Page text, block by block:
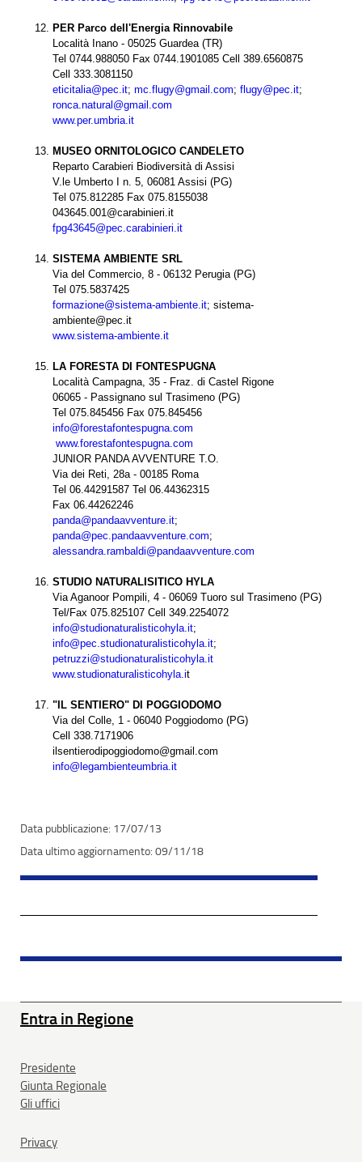
PER Parco dell'Energia Rinnovabile
Località Inano - 05025 Guardea (TR)
Tel 0744.988050 Fax 0744.1901085 Cell 389.6560875
Cell 333.3081150
eticitalia@pec.it; mc.flugy@gmail.com; flugy@pec.it;
ronca.natural@gmail.com
www.per.umbria.it
MUSEO ORNITOLOGICO CANDELETO
Reparto Carabieri Biodiversità di Assisi
V.le Umberto I n. 5, 06081 Assisi (PG)
Tel 075.812285 Fax 075.8155038
043645.001@carabinieri.it
fpg43645@pec.carabinieri.it
SISTEMA AMBIENTE SRL
Via del Commercio, 8 - 06132 Perugia (PG)
Tel 075.5837425
formazione@sistema-ambiente.it; sistema-
ambiente@pec.it
www.sistema-ambiente.it
LA FORESTA DI FONTESPUGNA
Località Campagna, 35 - Fraz. di Castel Rigone
06065 - Passignano sul Trasimeno (PG)
Tel 075.845456 Fax 075.845456
info@forestafontespugna.com
www.forestafontespugna.com
JUNIOR PANDA AVVENTURE T.O.
Via dei Reti, 28a - 00185 Roma
Tel 06.44291587 Tel 06.44362315
Fax 06.44262246
panda@pandaavventure.it;
panda@pec.pandaavventure.com;
alessandra.rambaldi@pandaavventure.com
STUDIO NATURALISITICO HYLA
Via Aganoor Pompili, 4 - 06069 Tuoro sul Trasimeno (PG)
Tel/Fax 075.825107 Cell 349.2254072
info@studionaturalisticohyla.it;
info@pec.studionaturalisticohyla.it;
petruzzi@studionaturalisticohyla.it
www.studionaturalisticohyla.it
"IL SENTIERO" DI POGGIODOMO
Via del Colle, 1 - 06040 Poggiodomo (PG)
Cell 338.7171906
ilsentierodipoggiodomo@gmail.com
info@legambienteumbria.it
17/07/13
09/11/18
Entra in Regione
Presidente
Giunta Regionale
Gli uffici
Privacy